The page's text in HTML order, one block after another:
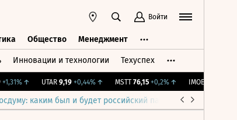
Войти
Общество Менеджмент
Инновации и технологии Техуспех
↑ UTAR 9,19 +0,44%↑ MSTT 76,15 +0,2%↑ IMOEX
каким был и будет российский парламент